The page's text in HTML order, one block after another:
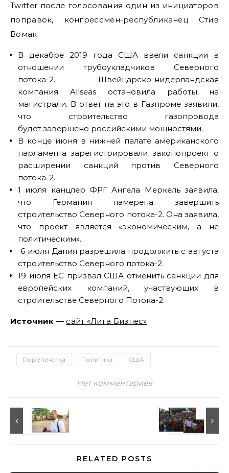
Twitter после голосования один из инициаторов
поправок, конгрессмен-республиканец Стив
Вомак.
В декабре 2019 года США ввели санкции в
отношении трубоукладчиков Северного
потока-2. Швейцарско-нидерландская
компания Allseas остановила работы на
магистрали. В ответ на это в Газпроме заявили,
что строительство газопровода
будет завершено российскими мощностями.
В конце июня в нижней палате американского
парламента зарегистрировали законопроект о
расширении санкций против Северного
потока-2.
1 июля канцлер ФРГ Ангела Меркель заявила,
что Германия намерена завершить
строительство Северного потока-2. Она заявила,
что проект является «экономическим, а не
политическим».
6 июля Дания разрешила продолжить с августа
строительство Северного потока-2.
19 июля ЕС призвал США отменить санкции для
европейских компаний, участвующих в
строительстве Северного Потока-2.
Источник — сайт «Лига Бизнес»
Перепечатка Политика США
Нет комментариев
RELATED POSTS